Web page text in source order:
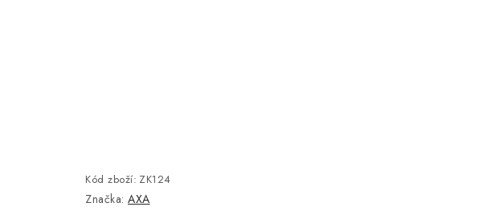
Kód zboží: ZK124
Značka: AXA